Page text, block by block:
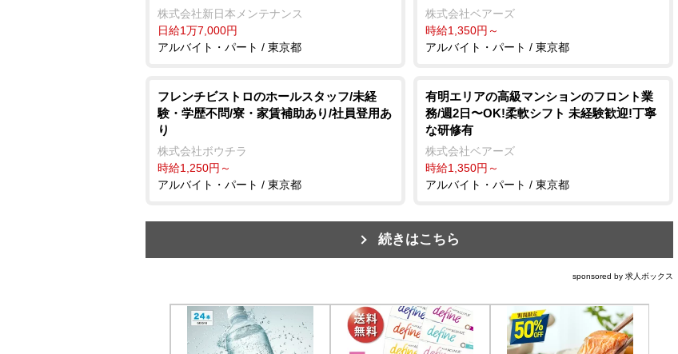
株式会社新日本メンテナンス
日給1万7,000円
アルバイト・パート / 東京都
株式会社ベアーズ
時給1,350円～
アルバイト・パート / 東京都
フレンチビストロのホールスタッフ/未経
験・学歴不問/寮・家賃補助あり/社員登用あ
り
株式会社ボウチラ
時給1,250円～
アルバイト・パート / 東京都
有明エリアの⾼級マンションのフロント業
務/週2⽇〜OK!柔軟シフト 未経験歓迎!丁寧
な研修有
株式会社ベアーズ
時給1,350円～
アルバイト・パート / 東京都
続きはこちら
sponsored by 求人ボックス